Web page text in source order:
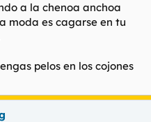
a la chenoa anchoa
moda es cagarse en tu
pelos en los cojones